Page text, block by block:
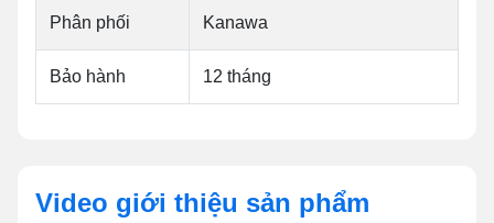
Phân phối Kanawa
Bảo hành 12 tháng
Video giới thiệu sản phẩm